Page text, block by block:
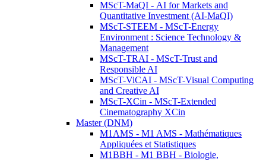
MScT-MaQI - AI for Markets and
Quantitative Investment (AI-MaQI)
MScT-STEEM - MScT-Energy
Environment : Science Technology &
Management
MScT-TRAI - MScT-Trust and
Responsible AI
MScT-ViCAI - MScT-Visual Computing
and Creative AI
MScT-XCin - MScT-Extended
Cinematography XCin
Master (DNM)
M1AMS - M1 AMS - Mathématiques
Appliquées et Statistiques
M1BBH - M1 BBH - Biologie,